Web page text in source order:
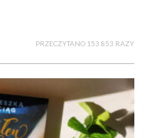
PRZECZYTANO 153 853 RAZY